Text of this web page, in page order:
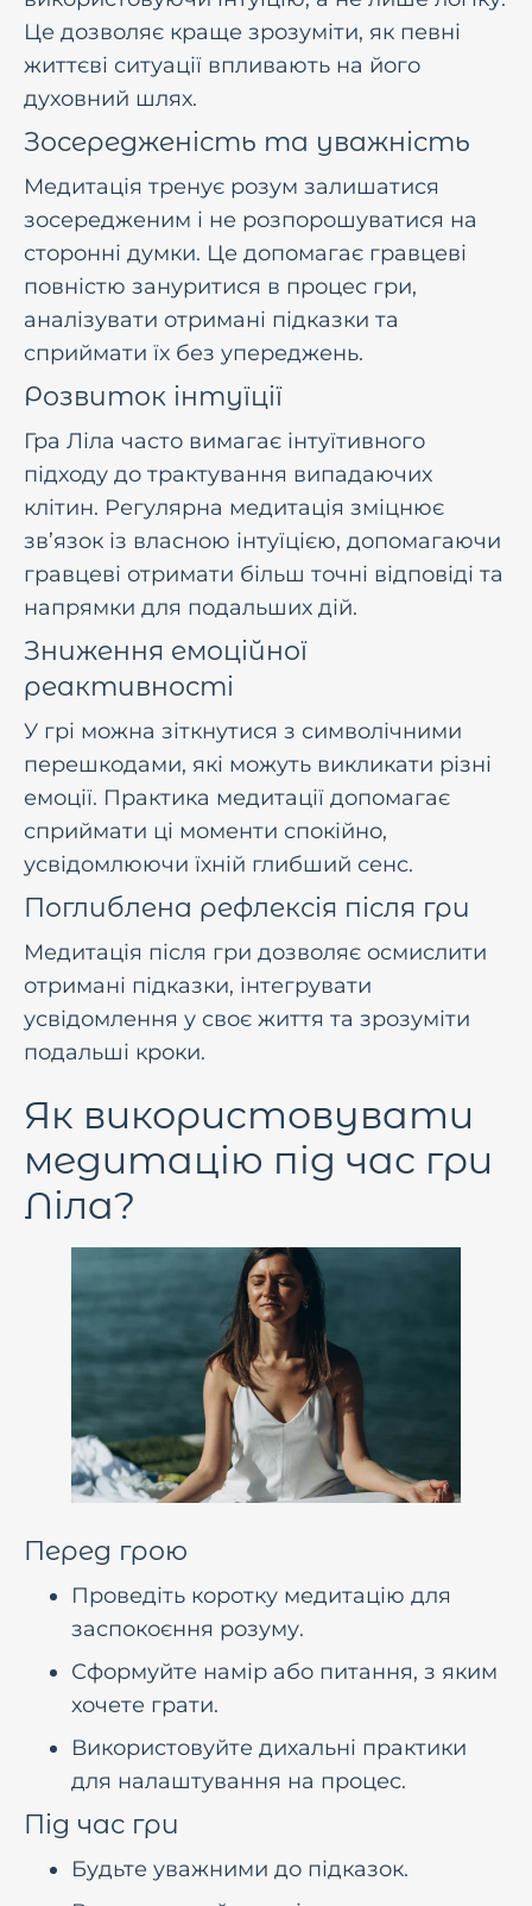
Це дозволяє краще зрозуміти, як певні
життєві ситуації впливають на його
духовний шлях.
Зосередженість та уважність
Медитація тренує розум залишатися
зосередженим і не розпорошуватися на
сторонні думки. Це допомагає гравцеві
повністю зануритися в процес гри,
аналізувати отримані підказки та
сприймати їх без упереджень.
Розвиток інтуїції
Гра Ліла часто вимагає інтуїтивного
підходу до трактування випадаючих
клітин. Регулярна медитація зміцнює
зв’язок із власною інтуїцією, допомагаючи
гравцеві отримати більш точні відповіді та
напрямки для подальших дій.
Зниження емоційної
реактивності
У грі можна зіткнутися з символічними
перешкодами, які можуть викликати різні
емоції. Практика медитації допомагає
сприймати ці моменти спокійно,
усвідомлюючи їхній глибший сенс.
Поглиблена рефлексія після гри
Медитація після гри дозволяє осмислити
отримані підказки, інтегрувати
усвідомлення у своє життя та зрозуміти
подальші кроки.
Як використовувати
медитацію під час гри
Ліла?
Перед грою
Проведіть коротку медитацію для
заспокоєння розуму.
Сформуйте намір або питання, з яким
хочете грати.
Використовуйте дихальні практики
для налаштування на процес.
Під час гри
Будьте уважними до підказок.